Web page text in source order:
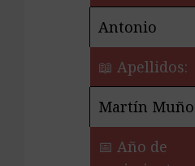
Antonio
📖 Apellidos:
Martín
📅 Año de